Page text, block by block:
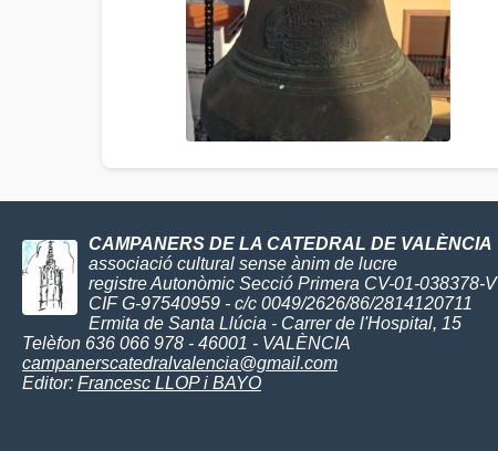
CAMPANERS DE LA CATEDRAL DE VALÈNCIA
associació cultural sense ànim de lucre
registre Autonòmic Secció Primera CV-01-038378-V
CIF G-97540959 - c/c 0049/2626/86/2814120711
Ermita de Santa Llúcia - Carrer de l'Hospital, 15
Telèfon 636 066 978 - 46001 - VALÈNCIA
campanerscatedralvalencia@gmail.com
Editor: Francesc LLOP i BAYO